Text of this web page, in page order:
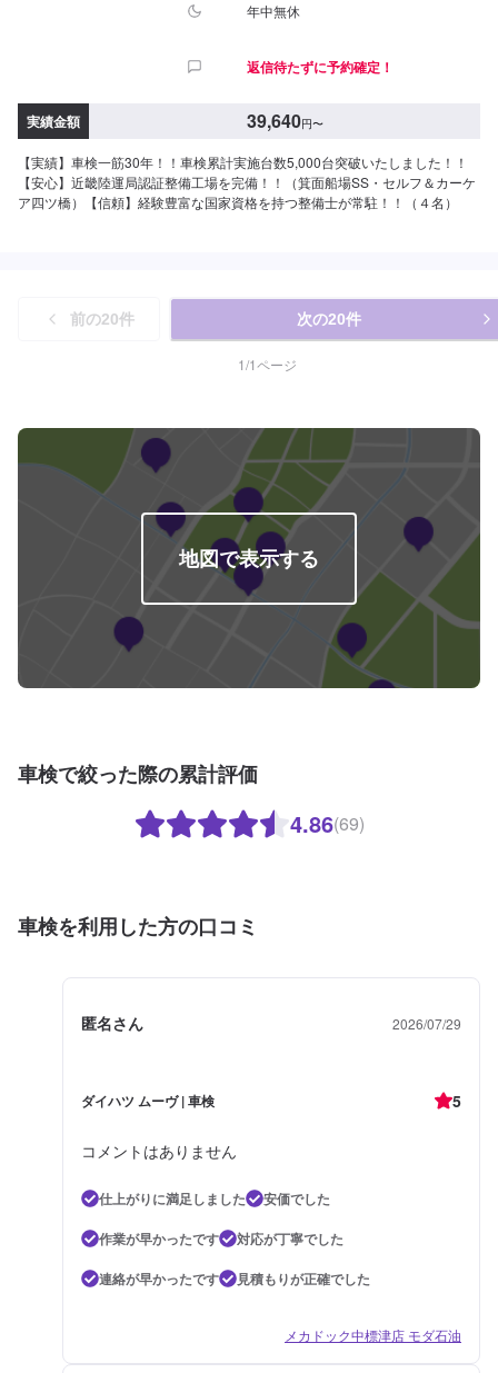
年中無休
返信待たずに予約確定！
実績金額 39,640円〜
【実績】車検一筋30年！！車検累計実施台数5,000台突破いたしました！！
【安心】近畿陸運局認証整備工場を完備！！（箕面船場SS・セルフ＆カーケ
ア四ツ橋）【信頼】経験豊富な国家資格を持つ整備士が常駐！！（４名）
前の20件 次の20件
1/1ページ
地図で表示する
車検で絞った際の累計評価
4.86(69)
車検を利用した方の口コミ
匿名さん 2026/07/29
ダイハツ ムーヴ | 車検 5
コメントはありません
仕上がりに満足しました
安価でした
作業が早かったです
対応が丁寧でした
連絡が早かったです
見積もりが正確でした
メカドック中標津店 モダ石油